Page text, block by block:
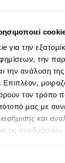
για την
την
την ανάλυση της
Επιπλέον,
τον τρόπο
μας με
και
τις συνδυάσουν
Όλοι Ίσοι